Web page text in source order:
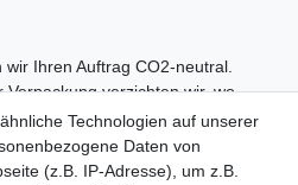
Ihren Auftrag CO2-neutral.
verzichten wir, wo
Einsatz von Kunststoffen und
Technologien auf unserer
Daten von
(z.B. IP-Adresse), um z.B.